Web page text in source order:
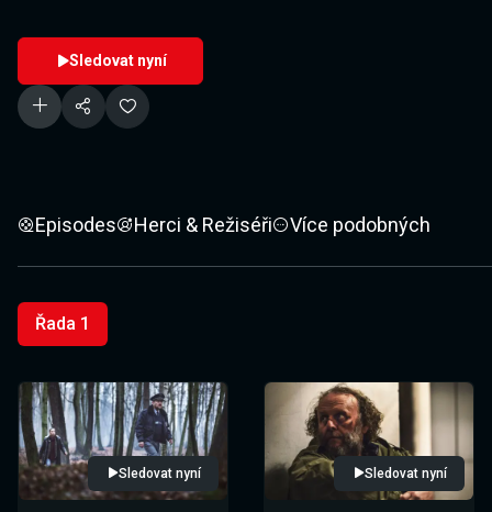
Sledovat nyní
Episodes Herci & Režiséři Více podobných
Řada 1
Sledovat nyní Sledovat nyní